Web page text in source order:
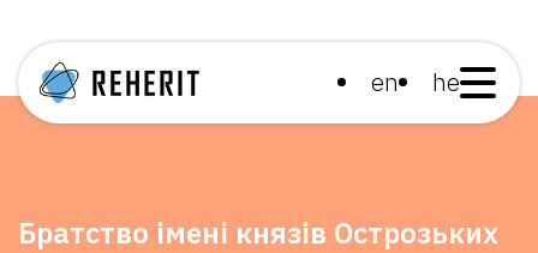
en he
Братство імені князів Острозьких